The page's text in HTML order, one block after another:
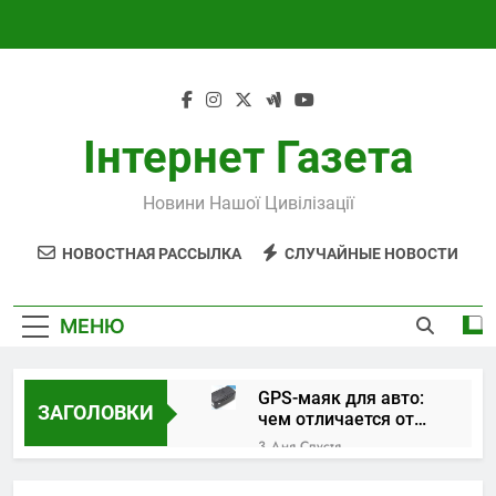
Інтернет Газета
Новини Нашої Цивілізації
НОВОСТНАЯ РАССЫЛКА СЛУЧАЙНЫЕ НОВОСТИ
МЕНЮ
ЗАГОЛОВКИ
GPS-маяк для авто:
чем отличается от
трекера и как
выбрать устройство
3 Дня Спустя